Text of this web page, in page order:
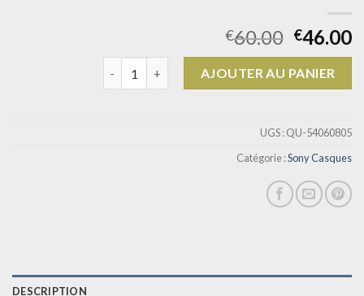
€60.00 €46.00
AJOUTER AU PANIER
UGS :QU-54060805
Catégorie :Sony Casques
DESCRIPTION